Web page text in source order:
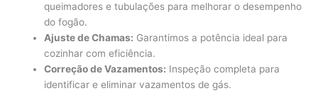
queimadores e tubulações para melhorar o desempenho
do fogão.
Ajuste de Chamas: Garantimos a potência ideal para
cozinhar com eficiência.
Correção de Vazamentos: Inspeção completa para
identificar e eliminar vazamentos de gás.